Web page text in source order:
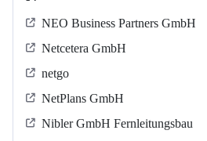
NEO Business Partners GmbH
Netcetera GmbH
netgo
NetPlans GmbH
Nibler GmbH Fernleitungsbau